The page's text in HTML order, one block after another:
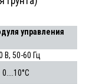
управления
В, 50-60 Гц
0....10°С